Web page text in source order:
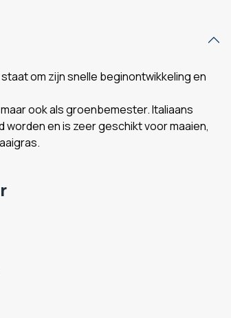
om zijn snelle beginontwikkeling en
ook als groenbemester. Italiaans
en is zeer geschikt voor maaien,